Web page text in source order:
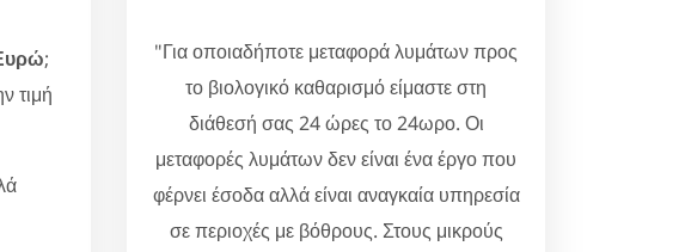
;
τιμή
"Για οποιαδήποτε μεταφορά λυμάτων προς
το βιολογικό καθαρισμό είμαστε στη
διάθεσή σας 24 ώρες το 24ωρο. Οι
μεταφορές λυμάτων δεν είναι ένα έργο που
φέρνει έσοδα αλλά είναι αναγκαία υπηρεσία
σε περιοχές με βόθρους. Στους μικρούς